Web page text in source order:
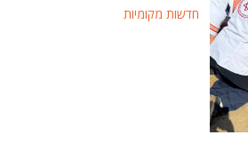
חדשות מקומיות